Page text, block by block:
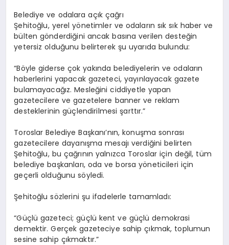
Belediye ve odalara açık çağrı
Şehitoğlu, yerel yönetimler ve odaların sık sık haber ve
bülten gönderdiğini ancak basına verilen desteğin
yetersiz olduğunu belirterek şu uyarıda bulundu:
“Böyle giderse çok yakında belediyelerin ve odaların
haberlerini yapacak gazeteci, yayınlayacak gazete
bulamayacağız. Mesleğini ciddiyetle yapan
gazetecilere ve gazetelere banner ve reklam
desteklerinin güçlendirilmesi şarttır.”
Toroslar Belediye Başkanı’nın, konuşma sonrası
gazetecilere dayanışma mesajı verdiğini belirten
Şehitoğlu, bu çağrının yalnızca Toroslar için değil, tüm
belediye başkanları, oda ve borsa yöneticileri için
geçerli olduğunu söyledi.
Şehitoğlu sözlerini şu ifadelerle tamamladı:
“Güçlü gazeteci; güçlü kent ve güçlü demokrasi
demektir. Gerçek gazeteciye sahip çıkmak, toplumun
sesine sahip çıkmaktır.”